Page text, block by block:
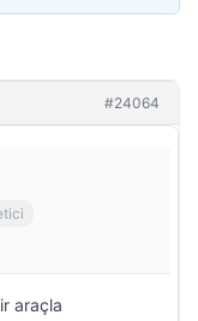
#24064
araçla